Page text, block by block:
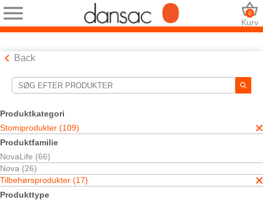
Kurv
0
Back
Produktkategori
Stomiprodukter (109)
Produktfamilie
NovaLife (66)
Nova (26)
Tilbehørsprodukter (17)
Produkttype
Søgeværktøjer
Dine valg:
Stomiprodukter
Tilbehørsprodukter
Dansac Skin Creme
Dit valg matchede1resultater
Sortér efter: